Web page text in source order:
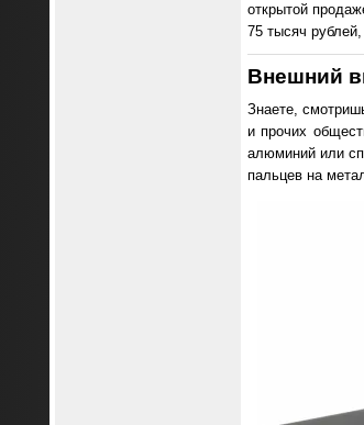
открытой
75 тысяч
Внешний
Знаете,
и прочих
алюминий или
пальцев на